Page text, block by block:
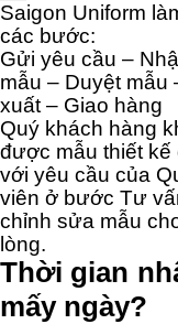
Saigon Uniform
các bước:
Gửi yêu cầu –
mẫu – Duyệt mẫu
xuất – Giao hàng
Quý khách hàng
được mẫu thiết kế
với yêu cầu của
viên ở bước Tư
chỉnh sửa mẫu
lòng.
Thời gian
mấy ngày?